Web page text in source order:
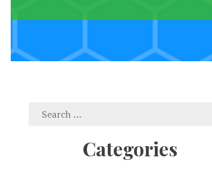
Categories